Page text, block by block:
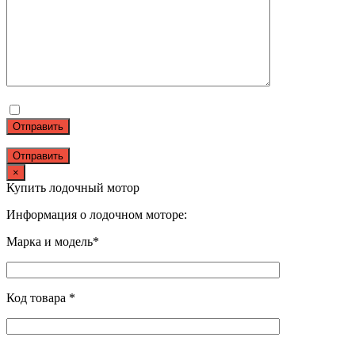
Отправить
×
Купить лодочный мотор
Информация о лодочном моторе:
Марка и модель*
Код товара *